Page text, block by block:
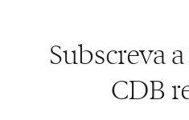
Subscreva
CDB